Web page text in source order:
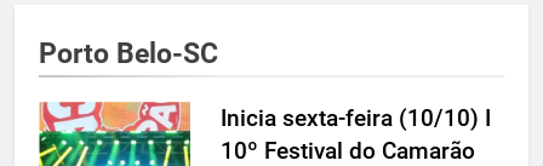
Porto Belo-SC
Inicia sexta-feira (10/10) I
10º Festival do Camarão